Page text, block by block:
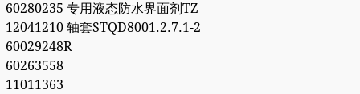
60280235 专用液态防水界面剂TZ
12041210 轴套STQD8001.2.7.1-2
60029248R
60263558
11011363